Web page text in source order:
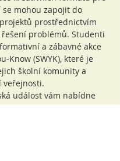
mohou zapojit do
prostřednictvím
problémů. Studenti
a zábavné akce
Know (SWYK), které je
školní komunity a
veřejnosti.
událost vám nabídne